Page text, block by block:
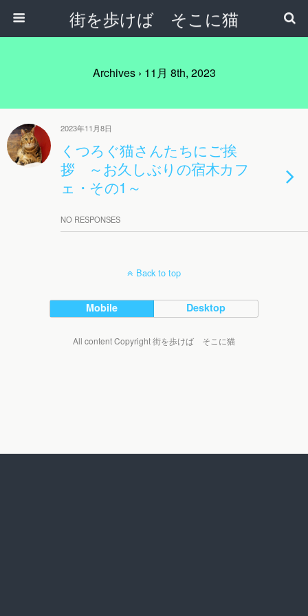
街を歩けば そこに猫
Archives › 11月 8th, 2023
2023年11月8日
くつろぐ猫さんたちにご挨
拶 ～お久しぶりの宿木カフ
ェ・その1～
NO RESPONSES
Back to top
Mobile Desktop
All content Copyright 街を歩けば そこに猫